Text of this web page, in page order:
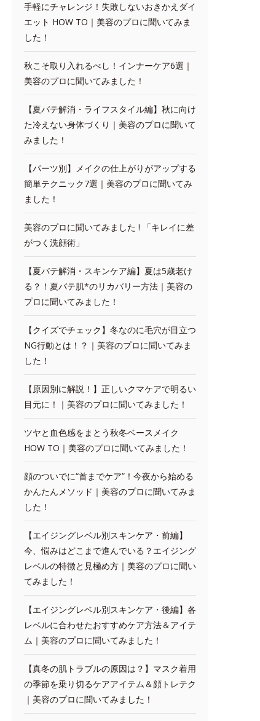
手軽にチャレンジ！失敗しないおきかえダイ
エット HOW TO｜美容のプロに聞いてみま
した！
秋こそ取り入れるべし！インナーケア6選｜
美容のプロに聞いてみました！
【夏バテ解消・ライフスタイル編】秋に向け
た冷えない身体づくり｜美容のプロに聞いて
みました！
【パーツ別】メイクの仕上がりがアップする
簡単テクニック7選｜美容のプロに聞いてみ
ました！
美容のプロに聞いてみました ! 「キレイに差
がつく洗顔術」
【夏バテ解消・スキンケア編】夏は5歳老け
る？！夏バテ肌*のリカバリー方法｜美容の
プロに聞いてみました！
【クイズでチェック】冬なのに毛穴が目立つ
NG行動とは！？｜美容のプロに聞いてみま
した！
【原因別に解説！】正しいクマケアで明るい
目元に！｜美容のプロに聞いてみました！
ツヤと血色感をまとう秋冬ベースメイク
HOW TO｜美容のプロに聞いてみました！
顔のついでに“首までケア”！今夜から始める
かんたんメソッド｜美容のプロに聞いてみま
した！
【エイジングレベル別スキンケア・前編】
今、悩みはどこまで進んでいる？エイジング
レベルの特徴と見極め方｜美容のプロに聞い
てみました！
【エイジングレベル別スキンケア・後編】各
レベルに合わせたおすすめケア方法＆アイテ
ム｜美容のプロに聞いてみました！
【真冬の肌トラブルの原因は？】マスク着用
の季節を乗り切るケアアイテム＆顔トレテク
｜美容のプロに聞いてみました！